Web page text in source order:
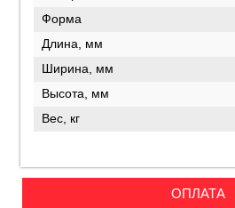
Форма
Длина, мм
Ширина, мм
Высота, мм
Вес, кг
ОПЛАТА